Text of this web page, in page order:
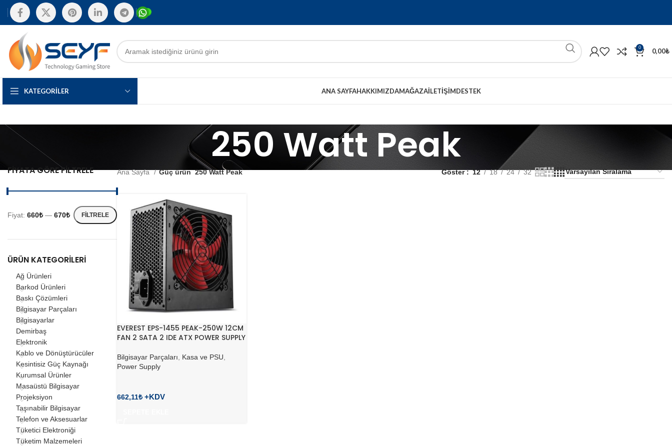
0 0,00₺
KATEGORILER ANA SAYFAHAKKIMIZDAMAĞAZAİLETIŞIMDESTEK
250 Watt Peak
FIYATA GÖRE FILTRELE
FILTRELE
Fiyat: 660₺ — 670₺
ÜRÜN KATEGORILERI
Ağ Ürünleri
Barkod Ürünleri
Baskı Çözümleri
Bilgisayar Parçaları
Bilgisayarlar
Demirbaş
Elektronik
Kablo ve Dönüştürücüler
Kesintisiz Güç Kaynağı
Kurumsal Ürünler
Masaüstü Bilgisayar
Projeksiyon
Taşınabilir Bilgisayar
Telefon ve Aksesuarlar
Tüketici Elektroniği
Tüketim Malzemeleri
Ana Sayfa Güç ürün 250 Watt Peak Göster 12 18 24 32
EVEREST EPS-1455 PEAK-250W 12CM
FAN 2 SATA 2 IDE ATX POWER SUPPLY
Bilgisayar Parçaları Kasa ve PSU
Power Supply
662,11₺